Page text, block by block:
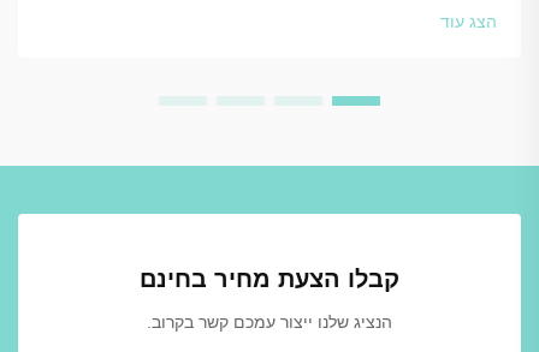
הצג עוד
קבלו הצעת מחיר בחינם
הנציג שלנו ייצור עמכם קשר בקרוב.